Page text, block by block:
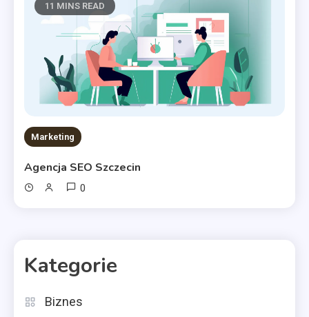
11 MINS READ
Marketing
Agencja SEO Szczecin
0
Kategorie
Biznes